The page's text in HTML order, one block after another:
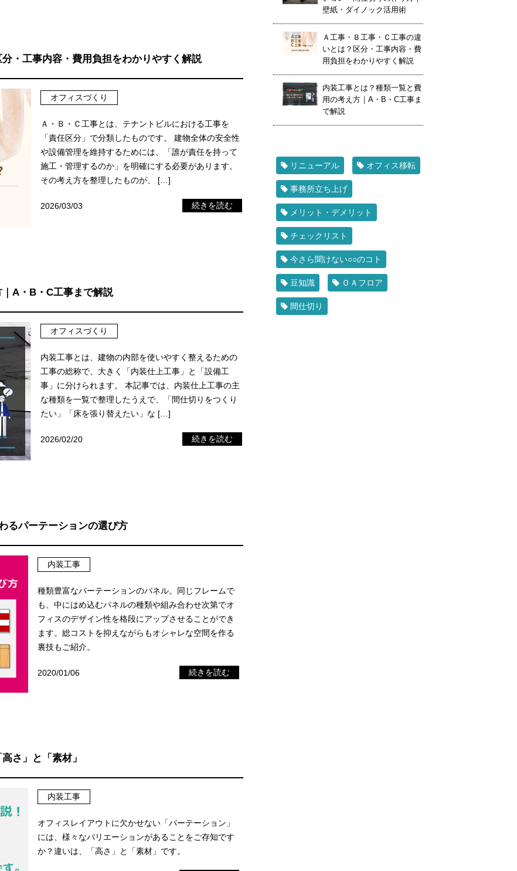
・工事内容・費用負担をわかりやすく解説
オフィスづくり
Ａ・Ｂ・Ｃ工事とは、テナントビルにおける工事を
「責任区分」で分類したものです。 建物全体の安全性
や設備管理を維持するためには、「誰が責任を持って
施工・管理するのか」を明確にする必要があります。
その考え方を整理したものが、 […]
2026/03/03 続きを読む
A・B・C工事まで解説
オフィスづくり
内装工事とは、建物の内部を使いやすく整えるための
工事の総称で、大きく「内装仕上工事」と「設備工
事」に分けられます。 本記事では、内装仕上工事の主
な種類を一覧で整理したうえで、「間仕切りをつくり
たい」「床を張り替えたい」な […]
2026/02/20 続きを読む
るパーテーションの選び方
内装工事
種類豊富なパーテーションのパネル。同じフレームで
も、中にはめ込むパネルの種類や組み合わせ次第でオ
フィスのデザイン性を格段にアップさせることができ
ます。総コストを抑えながらもオシャレな空間を作る
裏技もご紹介。
2020/01/06 続きを読む
さ」と「素材」
内装工事
オフィスレイアウトに欠かせない「パーテーション」
には、様々なバリエーションがあることをご存知です
か？違いは、「高さ」と「素材」です。
壁紙・ダイノック活用術
Ａ工事・Ｂ工事・Ｃ工事の違
いとは？区分・工事内容・費
用負担をわかりやすく解説
内装工事とは？種類一覧と費
用の考え方｜A・B・C工事ま
で解説
リニューアル オフィス移転
事務所立ち上げ
メリット・デメリット
チェックリスト
今さら聞けない○○のコト
豆知識 ＯＡフロア
間仕切り